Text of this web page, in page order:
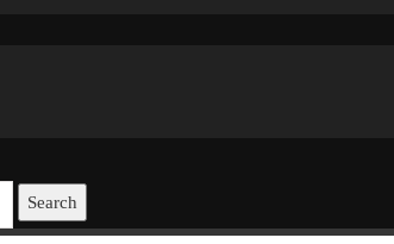
Search